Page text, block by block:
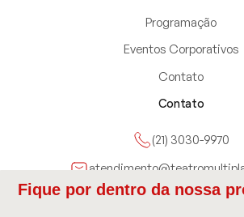
Fique por dentro da nossa
Programação
Eventos Corporativos
Contato
Contato
(21) 3030-9970
Avenida das Américas 3900, Rio de